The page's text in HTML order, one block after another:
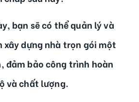
bạn sẽ có thể quản lý và
dựng nhà trọn gói một
đảm bảo công trình hoàn
và chất lượng.